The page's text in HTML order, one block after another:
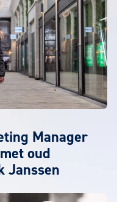
Manager
oud
Janssen